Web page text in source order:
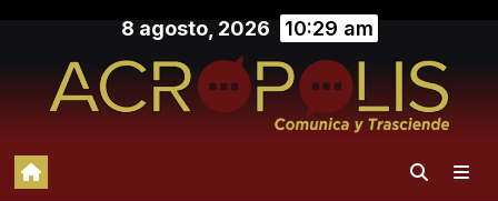
contenido
8 agosto, 2026 10:29 am